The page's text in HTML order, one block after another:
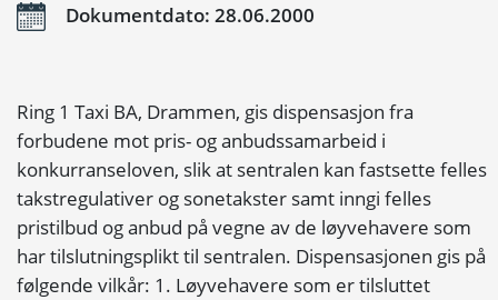
Dokumentdato: 28.06.2000
Ring 1 Taxi BA, Drammen, gis dispensasjon fra
forbudene mot pris- og anbudssamarbeid i
konkurranseloven, slik at sentralen kan fastsette felles
takstregulativer og sonetakster samt inngi felles
pristilbud og anbud på vegne av de løyvehavere som
har tilslutningsplikt til sentralen. Dispensasjonen gis på
følgende vilkår: 1. Løyvehavere som er tilsluttet